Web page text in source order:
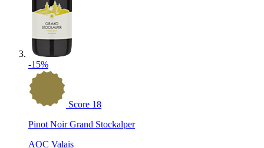
-15%
Score 18
Pinot Noir Grand Stockalper
AOC Valais